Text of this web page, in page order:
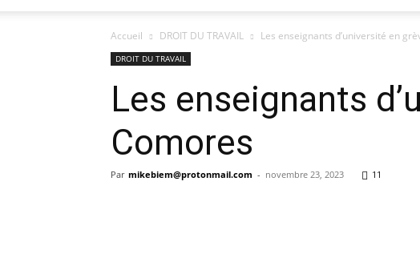
Accueil DROIT DU TRAVAIL Les enseignants d’université en
DROIT DU TRAVAIL
Les enseignants
Comores
Par mikebiem@protonmail.com - novembre 23, 2023 11